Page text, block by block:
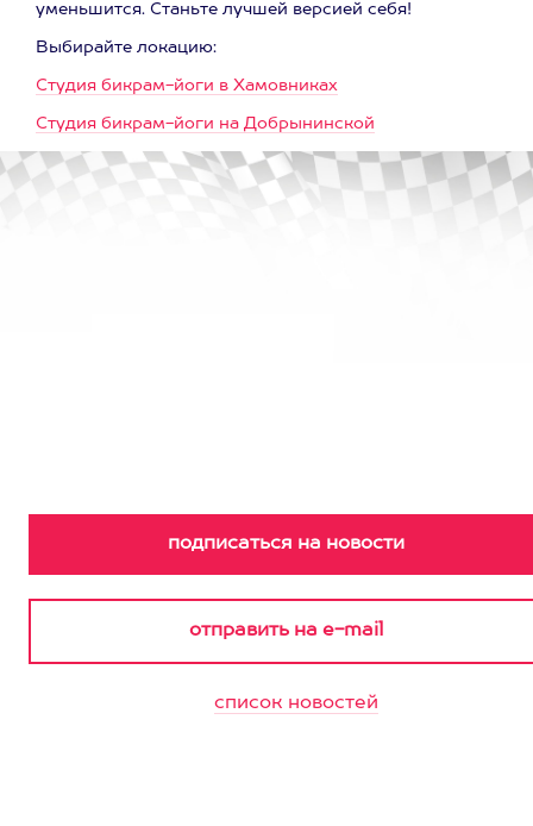
уменьшится. Станьте лучшей версией себя!
Выбирайте локацию:
Студия бикрам-йоги в Хамовниках
Студия бикрам-йоги на Добрынинской
список новостей